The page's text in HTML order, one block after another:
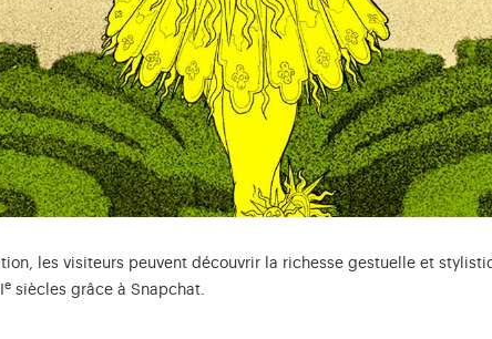
les visiteurs peuvent découvrir la richesse gestuelle et
e siècles grâce à Snapchat.